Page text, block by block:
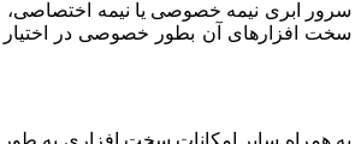
سرور ابری نیمه خصوصی یا نیمه اختصاصی،
سخت افزارهای آن بطور خصوصی در اختیار